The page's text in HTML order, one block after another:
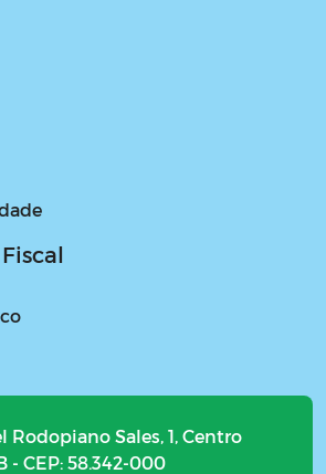
Rodopiano Sales, 1, Centro
- CEP: 58.342-000